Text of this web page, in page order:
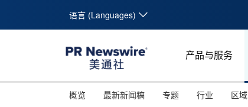
语言 (Languages)
产品与服务
概览 最新新闻稿 专题 行业 区域